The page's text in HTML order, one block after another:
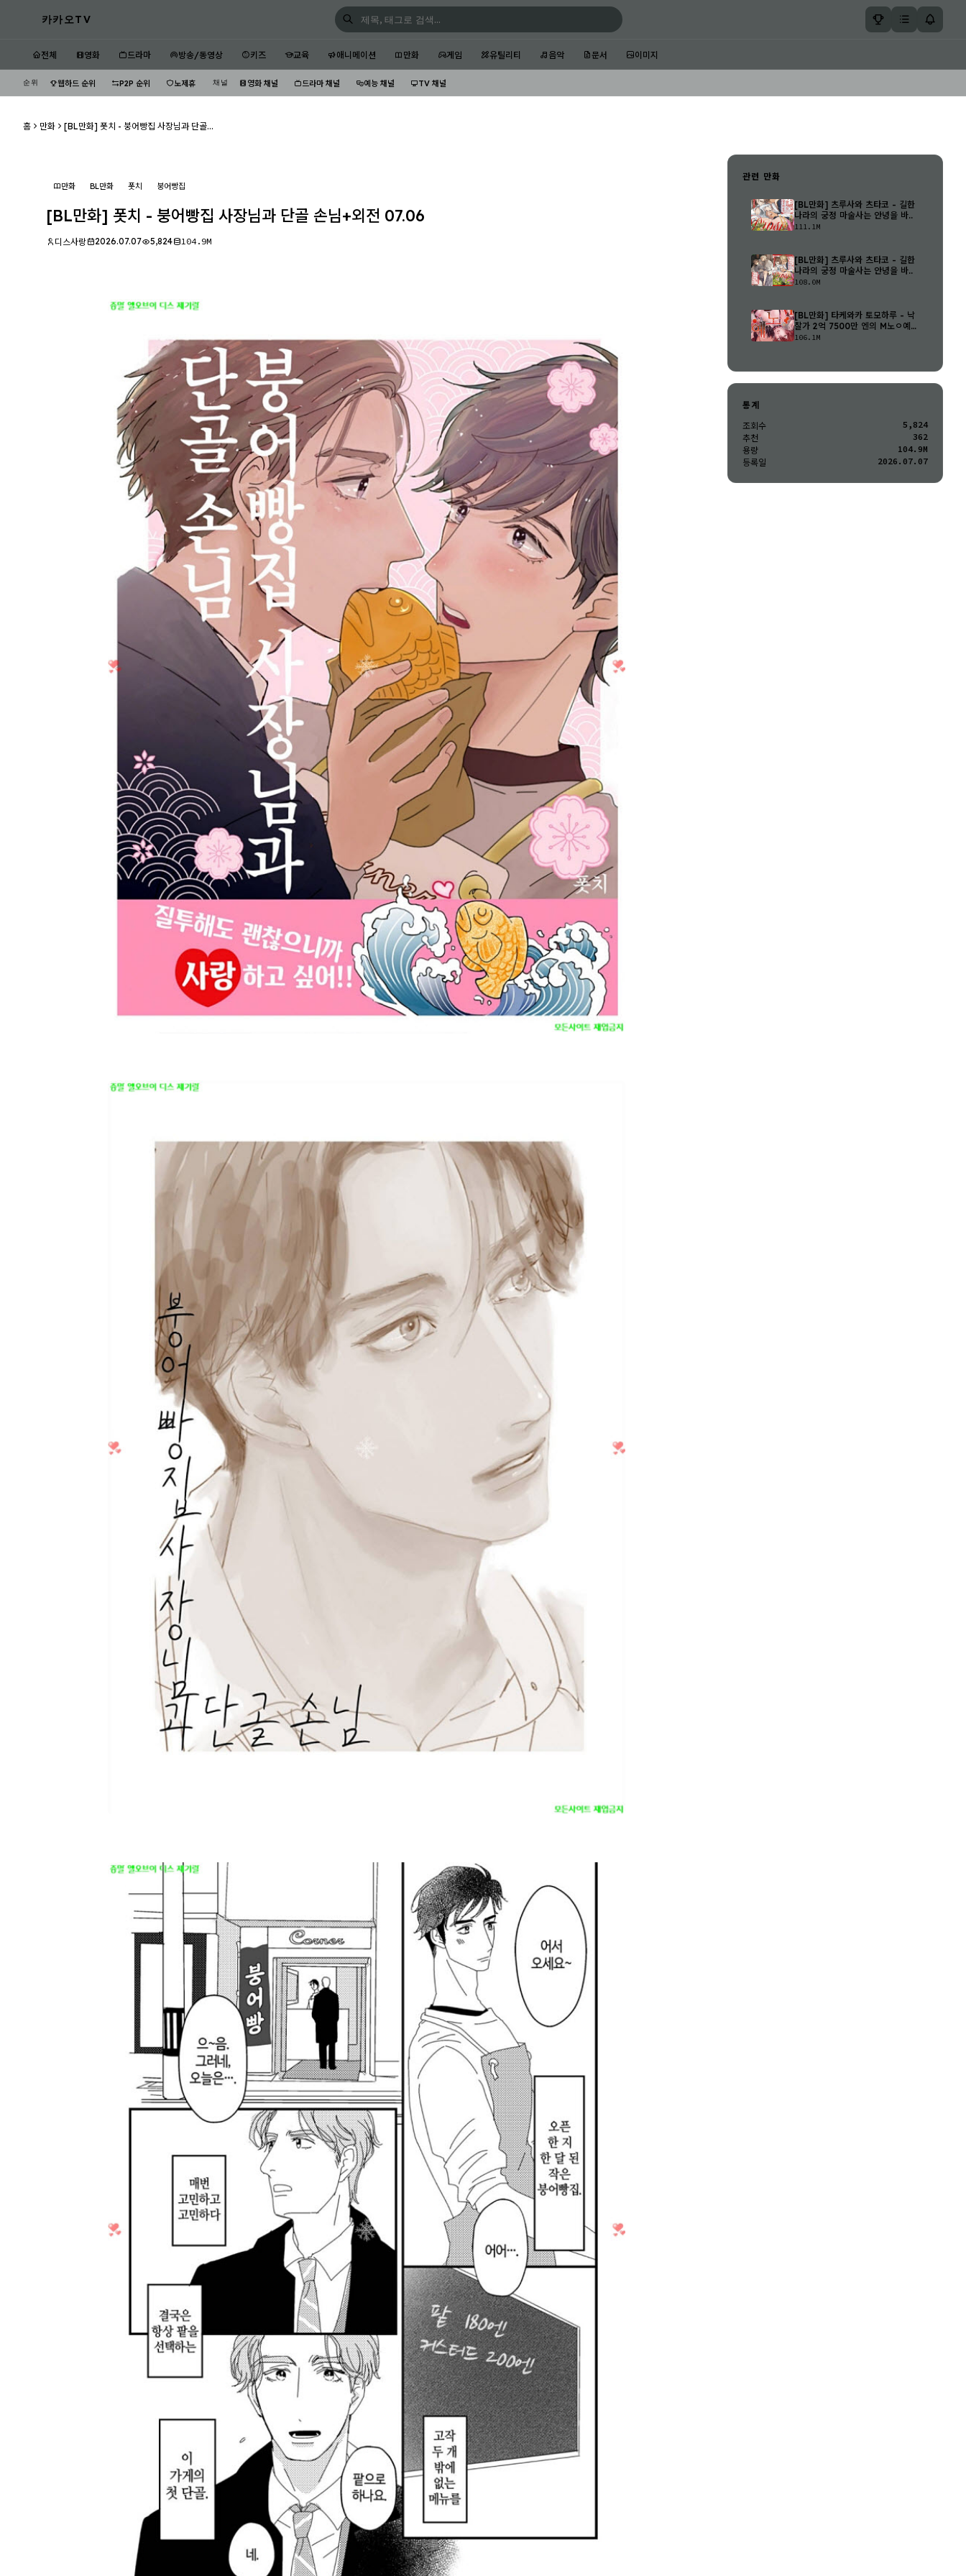
카카오TV
전체 영화 드라마 방송/동영상 키즈 교육 애니메이션 만화 게임 유틸리티 음악 문서 이미지
순위 웹하드 순위 P2P 순위 노제휴 채널 영화 채널 드라마 채널 예능 채널 TV 채널
홈 만화 [BL만화] 폿치 - 붕어빵집 사장님과 단골...
만화 BL만화 폿치 붕어빵집
[BL만화] 폿치 - 붕어빵집 사장님과 단골 손님+외전 07.06
디스사랑 2026.07.07 5,824 104.9M
관련 만화
[BL만화] 츠루사와 츠타코 - 길한
나라의 궁정 마술사는 안녕을 바..
111.1M
[BL만화] 츠루사와 츠타코 - 길한
나라의 궁정 마술사는 안녕을 바..
108.0M
[BL만화] 타케와카 토모하루 - 낙
찰가 2억 7500만 엔의 M노ㅇ예
43..
106.1M
통계
조회수
5,824
추천
362
용량
104.9M
등록일
2026.07.07